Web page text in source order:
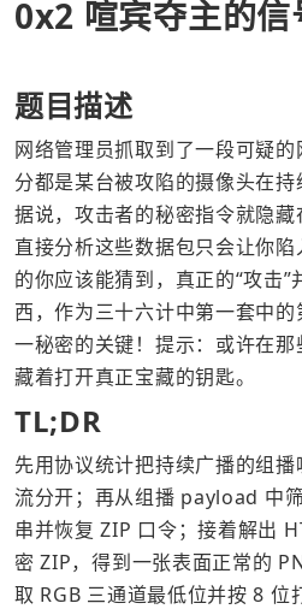
0x2 喧宾夺主的信
题目描述
网络管理员抓取到了一段可疑
分都是某台被攻陷的摄像头在持
据说，攻击者的秘密指令就隐
直接分析这些数据包只会让你
的你应该能猜到，真正的“攻击
西，作为三十六计中第一套中
一秘密的关键！提示：或许在那
藏着打开真正宝藏的钥匙。
TL;DR
先用协议统计把持续广播的组
流分开；再从组播 payload 中
串并恢复 ZIP 口令；接着解出
密 ZIP，得到一张表面正常的
取 RGB 三通道最低位并按 8 位